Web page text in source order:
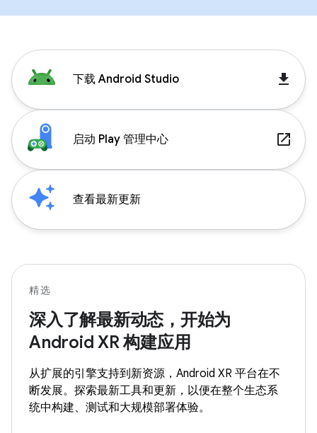
下载 Android Studio get_app
启动 Play 管理中心 launch
查看最新更新
精选
深入了解最新动态，开始为
Android XR 构建应用
从扩展的引擎支持到新资源，Android XR 平台在不
断发展。探索最新工具和更新，以便在整个生态系
统中构建、测试和大规模部署体验。